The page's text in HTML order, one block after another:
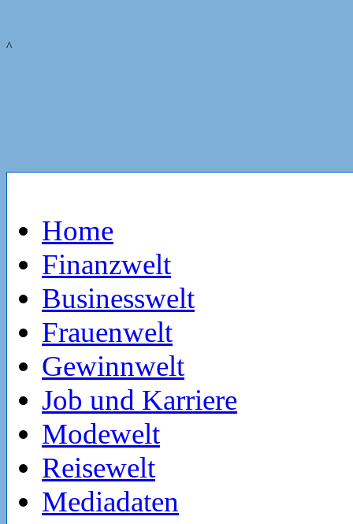
^
Home
Finanzwelt
Businesswelt
Frauenwelt
Gewinnwelt
Job und Karriere
Modewelt
Reisewelt
Mediadaten